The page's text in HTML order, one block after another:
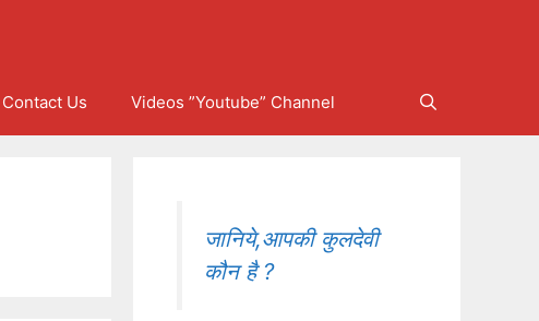
Contact Us Videos ”Youtube” Channel
जानिये,आपकी कुलदेवी
कौन है ?